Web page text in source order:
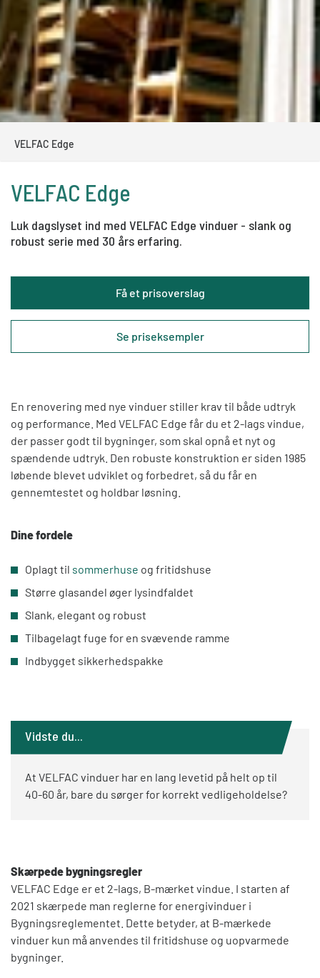
VELFAC Edge
VELFAC Edge
Luk dagslyset ind med VELFAC Edge vinduer - slank og
robust serie med 30 års erfaring.
Få et prisoverslag
Se priseksempler
En renovering med nye vinduer stiller krav til både udtryk
og performance. Med VELFAC Edge får du et 2-lags vindue,
der passer godt til bygninger, som skal opnå et nyt og
spændende udtryk. Den robuste konstruktion er siden 1985
løbende blevet udviklet og forbedret, så du får en
gennemtestet og holdbar løsning.
Dine fordele
Oplagt til sommerhuse og fritidshuse
Større glasandel øger lysindfaldet
Slank, elegant og robust
Tilbagelagt fuge for en svævende ramme
Indbygget sikkerhedspakke
Vidste du...
At VELFAC vinduer har en lang levetid på helt op til
40-60 år, bare du sørger for korrekt vedligeholdelse?
Skærpede bygningsregler
VELFAC Edge er et 2-lags, B-mærket vindue. I starten af
2021 skærpede man reglerne for energivinduer i
Bygningsreglementet. Dette betyder, at B-mærkede
vinduer kun må anvendes til fritidshuse og uopvarmede
bygninger.